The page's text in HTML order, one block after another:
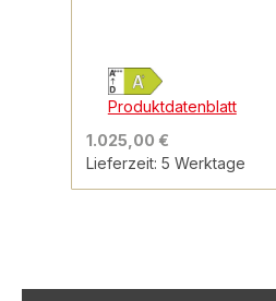
Produktdatenblatt
1.025,00 €
Lieferzeit: 5 Werktage